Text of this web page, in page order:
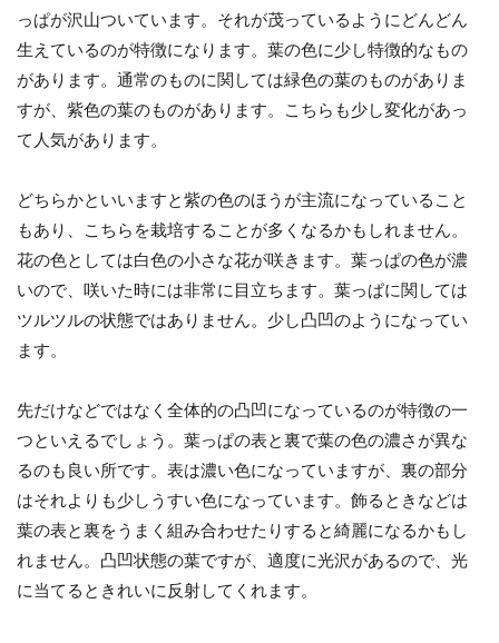
っぱが沢山ついています。それが茂っているようにどんどん
生えているのが特徴になります。葉の色に少し特徴的なもの
があります。通常のものに関しては緑色の葉のものがありま
すが、紫色の葉のものがあります。こちらも少し変化があっ
て人気があります。
どちらかといいますと紫の色のほうが主流になっていること
もあり、こちらを栽培することが多くなるかもしれません。
花の色としては白色の小さな花が咲きます。葉っぱの色が濃
いので、咲いた時には非常に目立ちます。葉っぱに関しては
ツルツルの状態ではありません。少し凸凹のようになってい
ます。
先だけなどではなく全体的の凸凹になっているのが特徴の一
つといえるでしょう。葉っぱの表と裏で葉の色の濃さが異な
るのも良い所です。表は濃い色になっていますが、裏の部分
はそれよりも少しうすい色になっています。飾るときなどは
葉の表と裏をうまく組み合わせたりすると綺麗になるかもし
れません。凸凹状態の葉ですが、適度に光沢があるので、光
に当てるときれいに反射してくれます。